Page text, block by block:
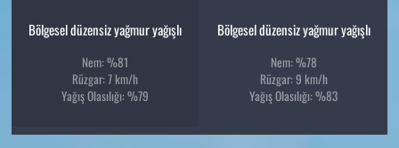
Bölgesel düzensiz yağmur yağışlı
Nem: %81
Rüzgar: 7 km/h
Yağış Olasılığı: %79
Bölgesel düzensiz yağmur yağışlı
Nem: %78
Rüzgar: 9 km/h
Yağış Olasılığı: %83